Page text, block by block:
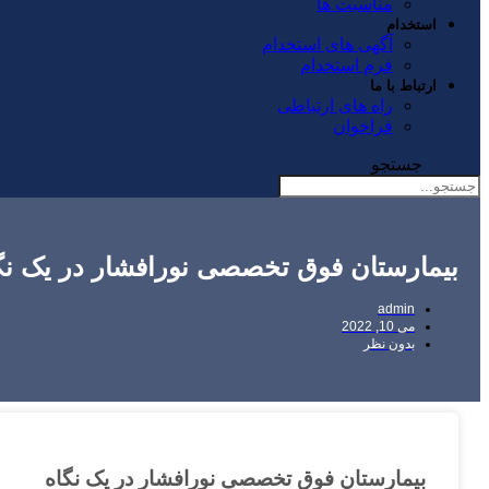
مناسبت ها
استخدام
آگهی های استخدام
فرم استخدام
ارتباط با ما
راه های ارتباطی
فراخوان
جستجو
بیمارستان فوق تخصصی نورافشار در یک
admin
می 10, 2022
بدون نظر
بیمارستان فوق تخصصی نورافشار در یک نگاه